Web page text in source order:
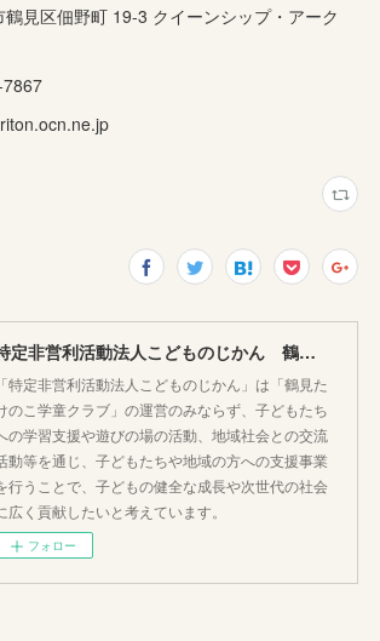
見区佃野町 19-3 クイーンシップ・アーク
特定非営利活動法人こどものじかん 鶴見たけのこ学童クラブ
「特定非営利活動法人こどものじかん」は「鶴見た
のこ学童クラブ」の運営のみならず、子どもたち
の学習支援や遊びの場の活動、地域社会との交流
動等を通じ、子どもたちや地域の方への支援事業
行うことで、子どもの健全な成長や次世代の社会
広く貢献したいと考えています。
フォロー